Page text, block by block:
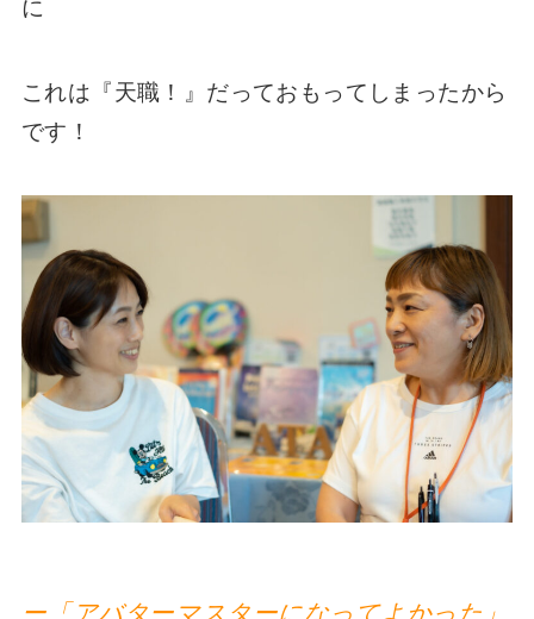
に
これは『天職！』だっておもってしまったから
です！
ー「アバターマスターになってよかった」